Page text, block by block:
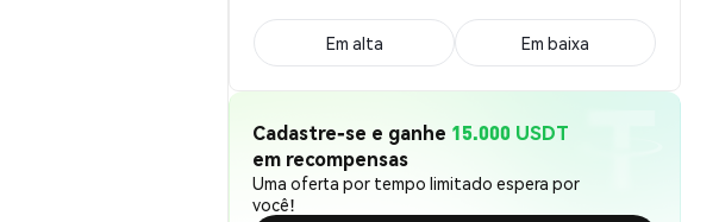
Em alta Em baixa
Cadastre-se e ganhe 15.000 USDT
em recompensas
Uma oferta por tempo limitado espera por
você!